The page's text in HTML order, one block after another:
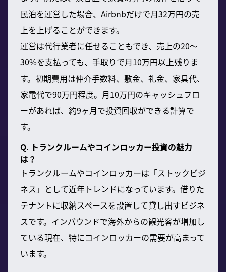
民泊を運営した場合、Airbnbだけで月32万円の売
上を上げることができます。
運営は代行業者に任せることもでき、売上の20〜
30%を支払っても、手取りで月10万円以上残りま
す。初期費用は仲介手数料、敷金、礼金、家具代、
家電代で90万円程度。月10万円のキャッシュフロ
ーがあれば、約9ヶ月で投資回収ができる計算で
す。
Q. トランクルームやコインロッカー投資の魅力
は？
トランクルームやコインロッカーは「ストックビジ
ネス」として近年トレンドになっています。借りた
テナントに収納スペースを設置して貸し出すビジネ
スです。インバウンドで海外からの観光客が増加し
ている現在、特にコインロッカーの需要が高まって
います。